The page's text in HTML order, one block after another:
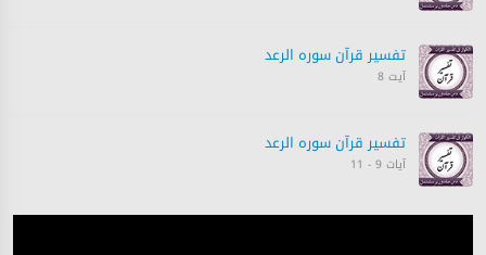
تفسیر قرآن سورہ ‎الرعد
آیت 8
تفسیر قرآن سورہ ‎الرعد
آیات 9 - 11